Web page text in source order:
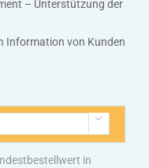
– Unterstützung der
Information von Kunden

in